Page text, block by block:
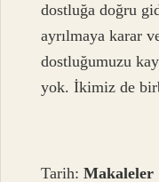
dostluğa doğru
ayrılmaya karar
dostluğumuzu
yok. İkimiz de
Tarih:Makaleler